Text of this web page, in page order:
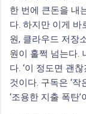
한 번에 큰돈을 내
다. 하지만 이게 바
원, 클라우드 저장
원이 훌쩍 넘는다.
다. ‘이 정도면 괜
것이다. 구독은 ‘
‘조용한 지출 폭탄’